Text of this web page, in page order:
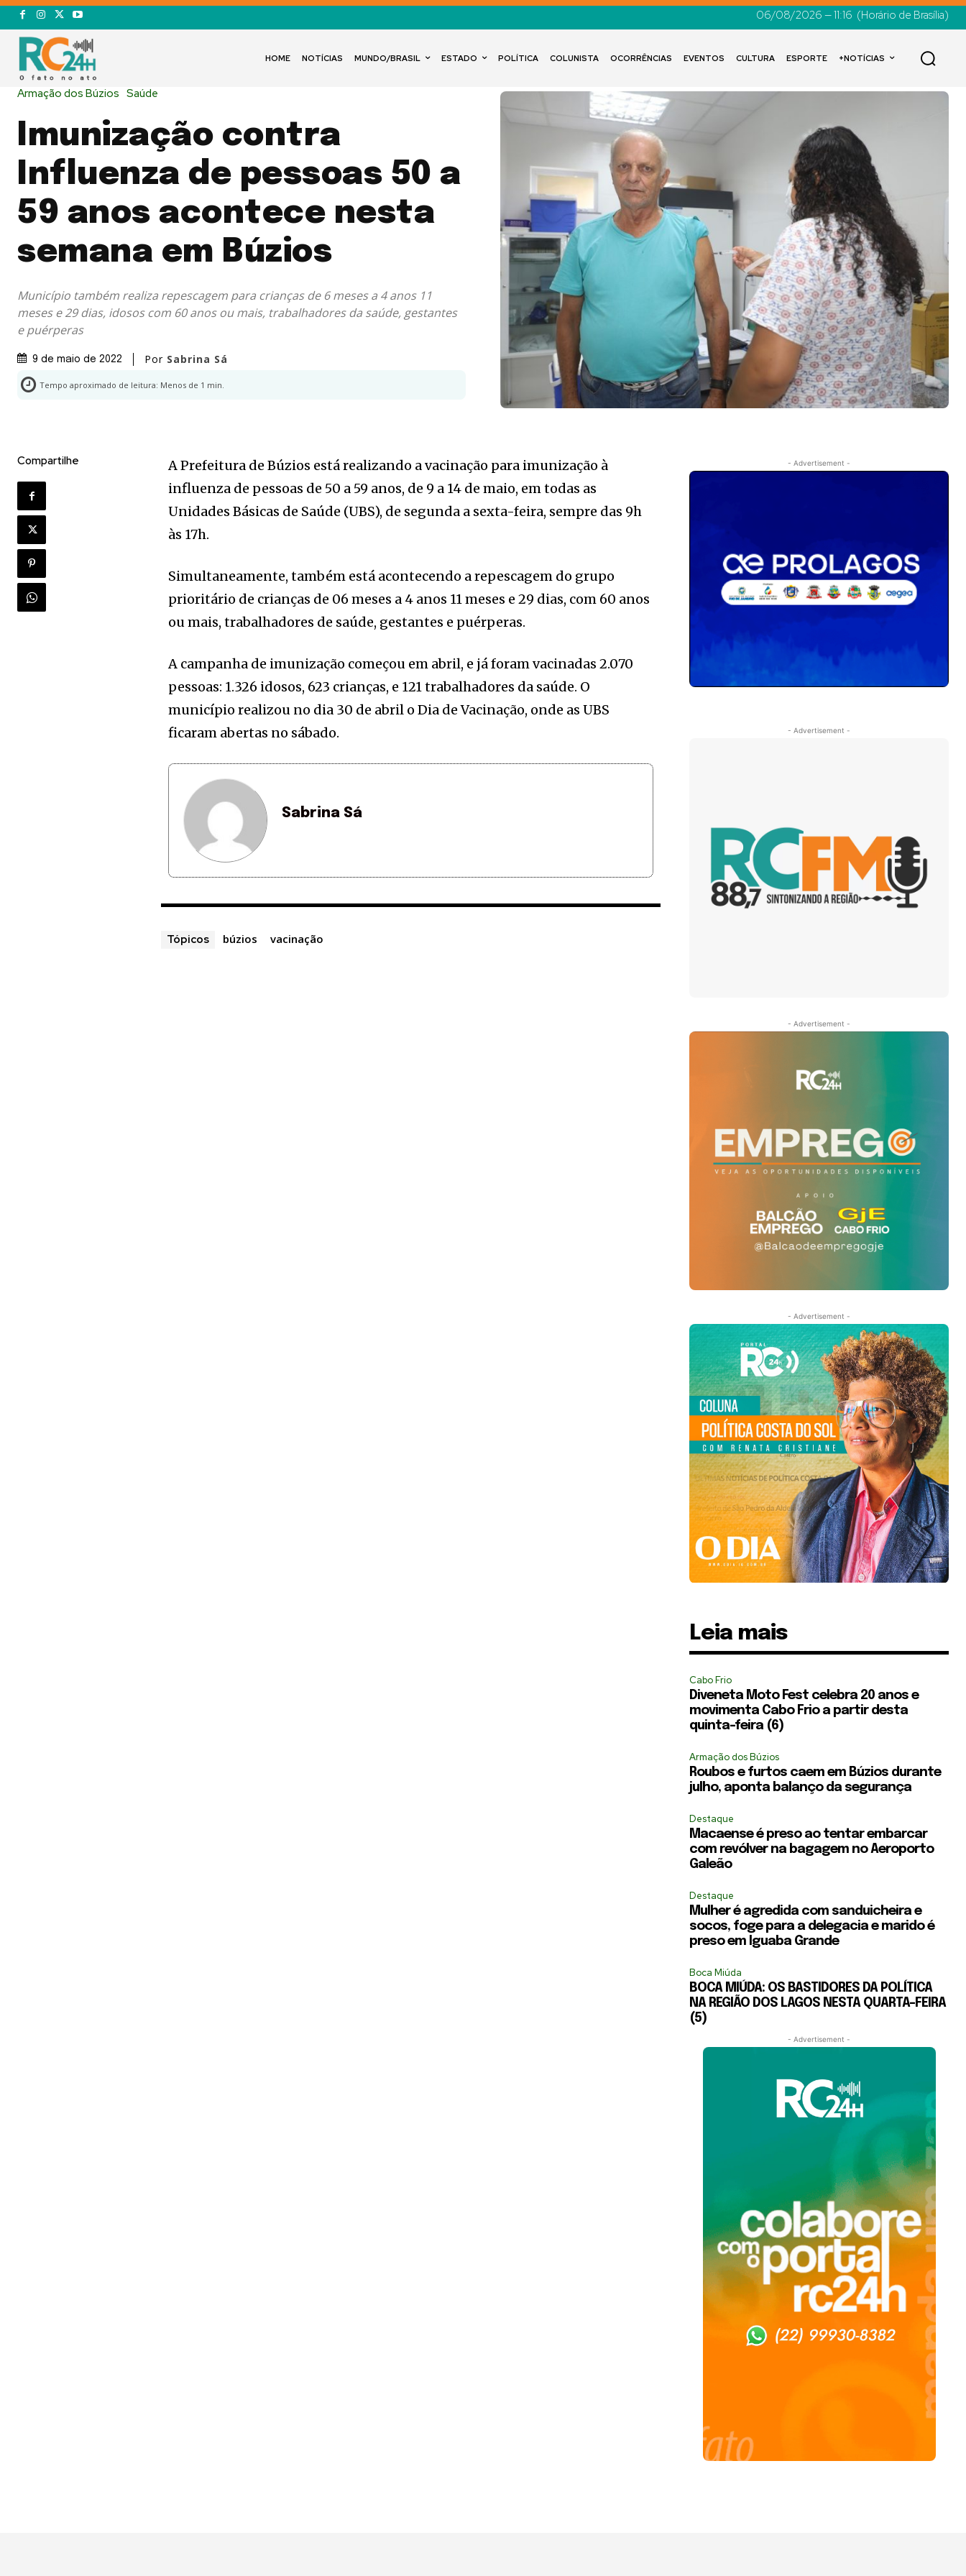
06/08/2026 — 11:16 (Horário de Brasília)
HOME NOTÍCIAS MUNDO/BRASIL ESTADO POLÍTICA COLUNISTA OCORRÊNCIAS EVENTOS CULTURA ESPORTE +NOTÍCIAS
Armação dos Búzios Saúde
Imunização contra
Influenza de pessoas 50 a
59 anos acontece nesta
semana em Búzios
Município também realiza repescagem para crianças de 6 meses a 4 anos 11
meses e 29 dias, idosos com 60 anos ou mais, trabalhadores da saúde, gestantes
e puérperas
9 de maio de 2022 Por Sabrina Sá
Tempo aproximado de leitura: Menos de 1 min.
Compartilhe
A Prefeitura de Búzios está realizando a vacinação para imunização à
influenza de pessoas de 50 a 59 anos, de 9 a 14 de maio, em todas as
Unidades Básicas de Saúde (UBS), de segunda a sexta-feira, sempre das 9h
às 17h.
Simultaneamente, também está acontecendo a repescagem do grupo
prioritário de crianças de 06 meses a 4 anos 11 meses e 29 dias, com 60 anos
ou mais, trabalhadores de saúde, gestantes e puérperas.
A campanha de imunização começou em abril, e já foram vacinadas 2.070
pessoas: 1.326 idosos, 623 crianças, e 121 trabalhadores da saúde. O
município realizou no dia 30 de abril o Dia de Vacinação, onde as UBS
ficaram abertas no sábado.
Sabrina Sá
Tópicos búzios vacinação
- Advertisement -
- Advertisement -
- Advertisement -
- Advertisement -
Leia mais
Cabo Frio
Diveneta Moto Fest celebra 20 anos e
movimenta Cabo Frio a partir desta
quinta-feira (6)
Armação dos Búzios
Roubos e furtos caem em Búzios durante
julho, aponta balanço da segurança
Destaque
Macaense é preso ao tentar embarcar
com revólver na bagagem no Aeroporto
Galeão
Destaque
Mulher é agredida com sanduicheira e
socos, foge para a delegacia e marido é
preso em Iguaba Grande
Boca Miúda
BOCA MIÚDA: OS BASTIDORES DA POLÍTICA
NA REGIÃO DOS LAGOS NESTA QUARTA-FEIRA
(5)
- Advertisement -